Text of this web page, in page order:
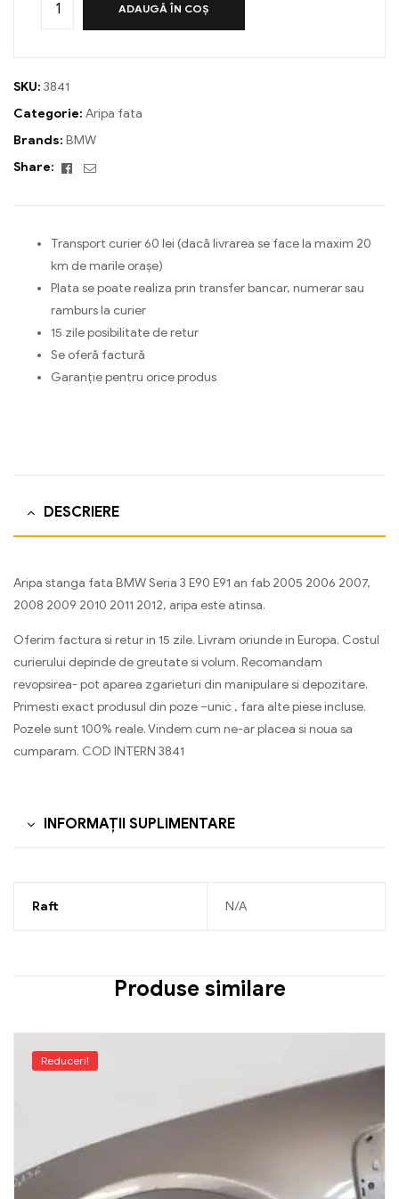
ADAUGĂ ÎN COȘ
SKU: 3841
Categorie: Aripa fata
Brands: BMW
Share:
Facebook
Email
Transport curier 60 lei (dacă livrarea se face la maxim 20
km de marile orașe)
Plata se poate realiza prin transfer bancar, numerar sau
ramburs la curier
15 zile posibilitate de retur
Se oferă factură
Garanție pentru orice produs
DESCRIERE
Aripa stanga fata BMW Seria 3 E90 E91 an fab 2005 2006 2007,
2008 2009 2010 2011 2012, aripa este atinsa.
Oferim factura si retur in 15 zile. Livram oriunde in Europa. Costul
curierului depinde de greutate si volum. Recomandam
revopsirea- pot aparea zgarieturi din manipulare si depozitare.
Primesti exact produsul din poze –unic , fara alte piese incluse.
Pozele sunt 100% reale. Vindem cum ne-ar placea si noua sa
cumparam. COD INTERN 3841
INFORMAȚII SUPLIMENTARE
Raft N/A
Produse similare
Reduceri!